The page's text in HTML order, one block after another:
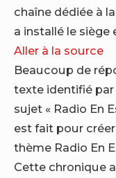
chaîne dédiée à
a installé le siège
Aller à la source
Beaucoup de
texte identifié par
sujet « Radio En
est fait pour
thème Radio En
Cette chronique